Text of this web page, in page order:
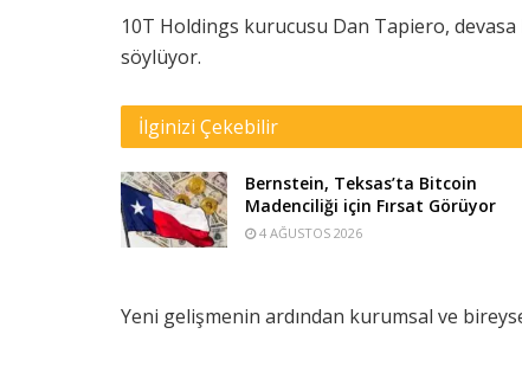
10T Holdings kurucusu Dan Tapiero,
söylüyor.
İlginizi Çekebilir
Bernstein, Teksas’ta Bitcoin
Madenciliği için Fırsat Görüyor
4 AĞUSTOS 2026
Yeni gelişmenin ardından kurumsal ve